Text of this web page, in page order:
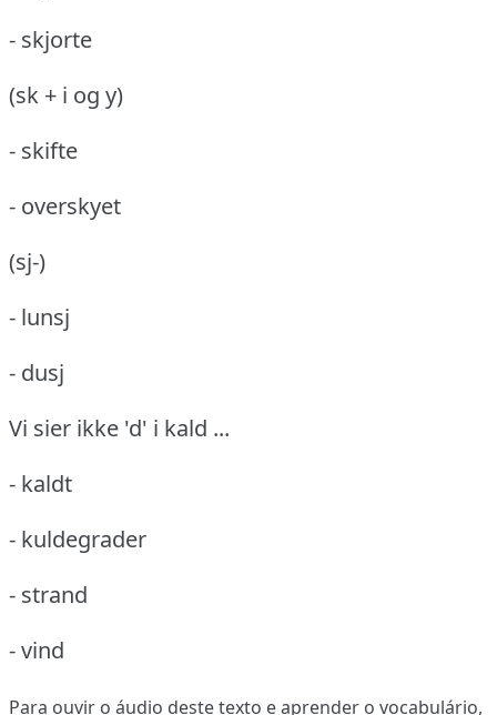
- skjorte
(sk + i og y)
- skifte
- overskyet
(sj-)
- lunsj
- dusj
Vi sier ikke 'd' i kald ...
- kaldt
- kuldegrader
- strand
- vind
Para ouvir o áudio deste texto e aprender o vocabulário,